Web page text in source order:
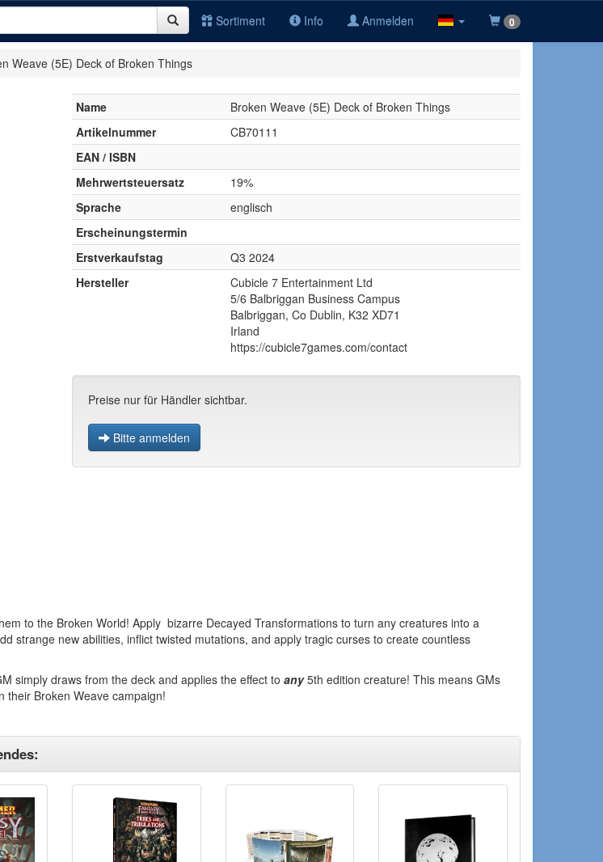
Sortiment Info Anmelden 0
Weave (5E) Deck of Broken Things
Name
Broken Weave (5E) Deck of Broken Things
Artikelnummer
CB70111
EAN / ISBN
Mehrwertsteuersatz
19%
Sprache
englisch
Erscheinungstermin
Erstverkaufstag
Q3 2024
Hersteller
Cubicle 7 Entertainment Ltd
5/6 Balbriggan Business Campus
Balbriggan, Co Dublin, K32 XD71
Irland
https://cubicle7games.com/contact
Preise nur für Händler sichtbar.
Bitte anmelden
to the Broken World! Apply bizarre Decayed Transformations to turn any creatures into a
strange new abilities, inflict twisted mutations, and apply tragic curses to create countless
simply draws from the deck and applies the effect to any5th edition creature! This means GMs
their Broken Weave campaign!